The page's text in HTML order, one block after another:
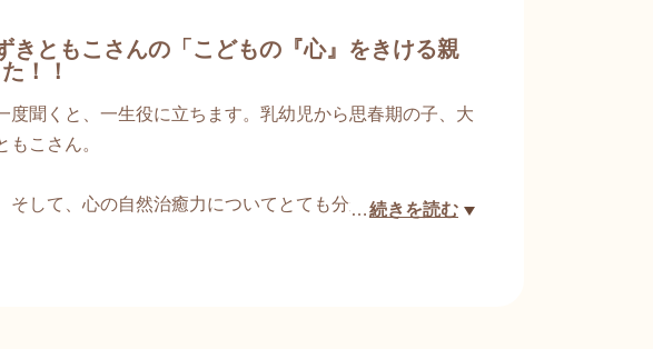
切に、
りますように🌈
きともこさんの「こどもの『心』をきける親
！！
度聞くと、一生役に立ちます。乳幼児から思春期の子、大
こさん。
そして、心の自然治癒力についてとても分かり易くお話を
…続きを読む